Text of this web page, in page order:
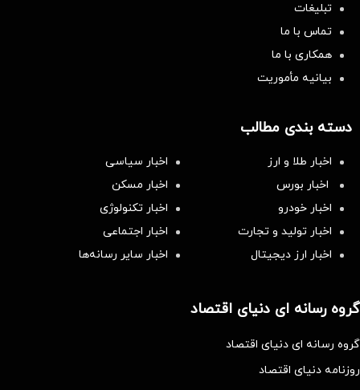
تبلیغات
تماس با ما
همکاری با ما
بیانیه مأموریت
دسته بندی مطالب
اخبار طلا و ارز
اخبار سیاسی
اخبار بورس
اخبار مسکن
اخبار خودرو
اخبار تکنولوژی
اخبار تولید و تجارت
اخبار اجتماعی
اخبار ارز دیجیتال
اخبار سایر رسانه‌‌ها
گروه رسانه ای دنیای اقتصاد
گروه رسانه ای دنیای اقتصاد
روزنامه دنیای اقتصاد